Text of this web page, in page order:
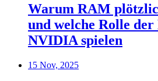
Warum RAM
und welche Rolle
NVIDIA spielen
15 Nov, 2025